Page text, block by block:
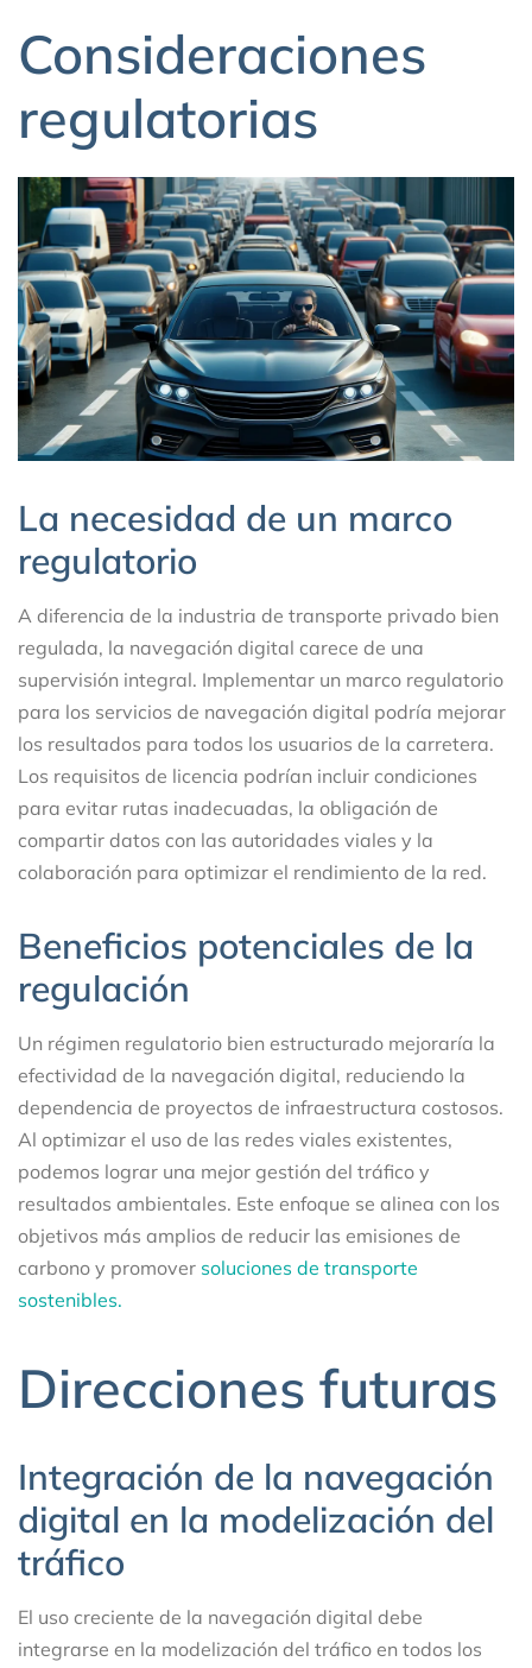
Consideraciones
regulatorias
La necesidad de un marco
regulatorio
A diferencia de la industria de transporte privado bien
regulada, la navegación digital carece de una
supervisión integral. Implementar un marco regulatorio
para los servicios de navegación digital podría mejorar
los resultados para todos los usuarios de la carretera.
Los requisitos de licencia podrían incluir condiciones
para evitar rutas inadecuadas, la obligación de
compartir datos con las autoridades viales y la
colaboración para optimizar el rendimiento de la red.
Beneficios potenciales de la
regulación
Un régimen regulatorio bien estructurado mejoraría la
efectividad de la navegación digital, reduciendo la
dependencia de proyectos de infraestructura costosos.
Al optimizar el uso de las redes viales existentes,
podemos lograr una mejor gestión del tráfico y
resultados ambientales. Este enfoque se alinea con los
objetivos más amplios de reducir las emisiones de
carbono y promover soluciones de transporte
sostenibles.
Direcciones futuras
Integración de la navegación
digital en la modelización del
tráfico
El uso creciente de la navegación digital debe
integrarse en la modelización del tráfico en todos los